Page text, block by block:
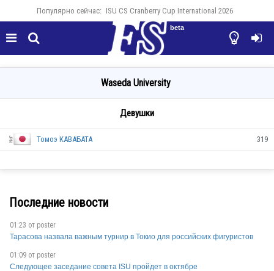
Популярно сейчас: ISU CS Cranberry Cup International 2026
  

beta
Waseda University
Девушки
JPN
Томоэ КАВАБАТА 319
Последние новости
01:23 от poster
Тарасова назвала важным турнир в Токио для российских фигуристов
01:09 от poster
Следующее заседание совета ISU пройдет в октябре